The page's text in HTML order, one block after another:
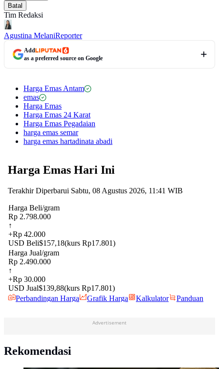
Batal
Tim Redaksi
Agustina MelaniReporter
Add
as a preferred source on Google
Harga Emas Antam
emas
Harga Emas
Harga Emas 24 Karat
Harga Emas Pegadaian
harga emas semar
harga emas hartadinata abadi
Advertisement
Rekomendasi